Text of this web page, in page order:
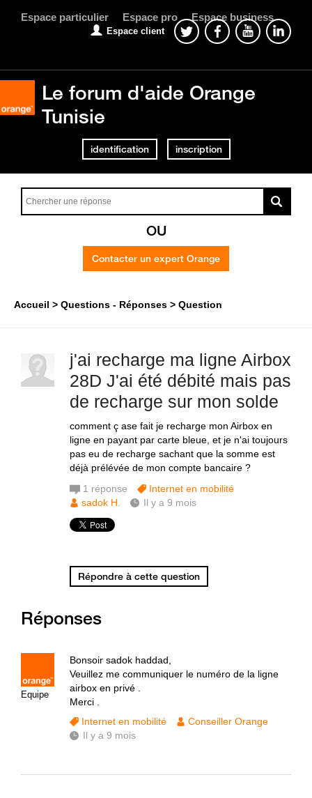
Espace particulier Espace pro Espace business
Espace client
Le forum d'aide Orange
Tunisie
identification inscription
OU
Contacter un expert Orange
Accueil Questions - Réponses Question
j'ai recharge ma ligne Airbox
28D J'ai été débité mais pas
de recharge sur mon solde
comment ç ase fait je recharge mon Airbox en
ligne en payant par carte bleue, et je n'ai toujours
pas eu de recharge sachant que la somme est
déjà prélévée de mon compte bancaire ?
1 réponse
Internet en mobilité
sadok H.
Il y a 9 mois
Répondre à cette question
Réponses
Equipe
Bonsoir sadok haddad,
Veuillez me communiquer le numéro de la ligne
airbox en privé .
Merci .
Internet en mobilité
Conseiller Orange
Il y a 9 mois